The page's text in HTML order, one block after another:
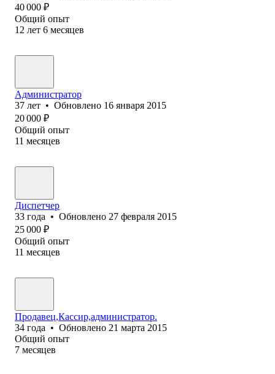
40 000 ₽
Общий опыт
12 лет 6 месяцев
Администратор
37 лет • Обновлено 16 января 2015
20 000 ₽
Общий опыт
11 месяцев
Диспетчер
33 года • Обновлено 27 февраля 2015
25 000 ₽
Общий опыт
11 месяцев
Продавец,Кассир,администратор.
34 года • Обновлено 21 марта 2015
Общий опыт
7 месяцев